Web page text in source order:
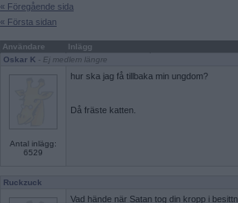
« Föregående sida
« Första sidan
Användare
Inlägg
Oskar K - Ej medlem längre
Antal inlägg:
6529
hur ska jag få tillbaka min ungdom?
Då fräste katten.
Ruckzuck
Vad hände när Satan tog din kropp i